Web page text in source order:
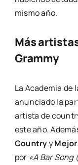
mismo año.
Más
Grammy
La Academia de
anunciado la
artista de
este año.
Countryy
por «A Bar Song